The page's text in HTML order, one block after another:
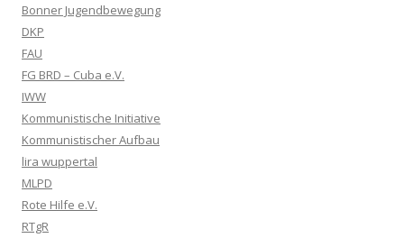
Bonner Jugendbewegung
DKP
FAU
FG BRD – Cuba e.V.
IWW
Kommunistische Initiative
Kommunistischer Aufbau
lira wuppertal
MLPD
Rote Hilfe e.V.
RTgR